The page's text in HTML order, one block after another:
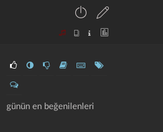
günün en beğenilenleri